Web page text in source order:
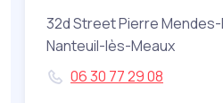
32d Street Pierre Mendes-
Nanteuil-lès-Meaux
06 30 77 29 08